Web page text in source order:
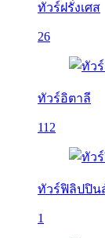
ทัวร์ฝรั่งเศส
26
ทัวร์อิตาลี
112
ทัวร์ฟิลิปปิน
1